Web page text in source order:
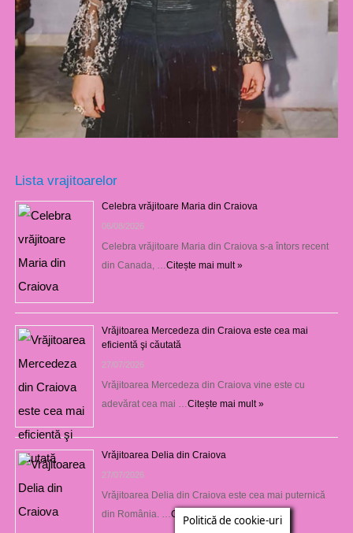
Lista vrajitoarelor
Celebra vrăjitoare Maria din Craiova
06/08/2026
Celebra vrăjitoare Maria din Craiova s-a întors recent
din Canada, … Citește mai mult »
Vrăjitoarea Mercedeza din Craiova este cea mai
eficientă şi căutată
27/07/2026
Vrăjitoarea Mercedeza din Craiova vine este cu
adevărat cea mai … Citește mai mult »
Vrăjitoarea Delia din Craiova
27/07/2026
Vrăjitoarea Delia din Craiova este cea mai puternică
din România. … Citește mai mult »
Politică de cookie-uri